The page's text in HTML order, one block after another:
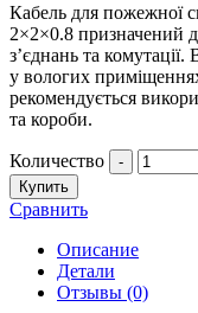
Кабель для пожежної
2×2×0.8 призначений
з’єднань та
у вологих
рекомендується
та короби.
Количество -
Купить
Сравнить
Описание
Детали
Отзывы (0)